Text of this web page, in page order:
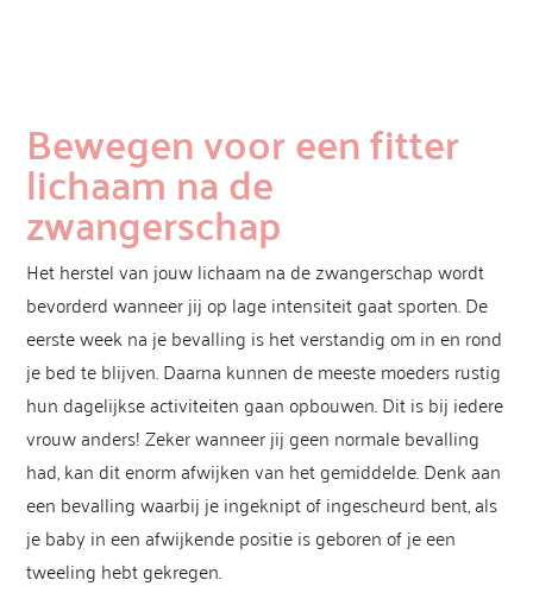
Bewegenvoor een fitter
lichaam na de
zwangerschap
Het herstel van jouw lichaam na de zwangerschap wordt
bevorderd wanneer jij op lage intensiteit gaat sporten. De
eerste week na je bevalling is het verstandig om in en rond
je bed te blijven. Daarna kunnen de meeste moeders rustig
hun dagelijkse activiteiten gaan opbouwen. Dit is bij iedere
vrouw anders! Zeker wanneer jij geen normale bevalling
had, kan dit enorm afwijken van het gemiddelde. Denk aan
een bevalling waarbij je ingeknipt of ingescheurd bent, als
je baby in een afwijkende positie is geboren of je een
tweeling hebt gekregen.